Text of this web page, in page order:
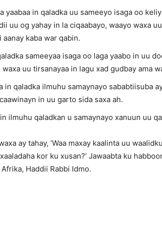
yaabaa in qaladka uu sameeyo isaga oo
uu og yahay in la ciqaabayo, waayo waxa
kaba war qabin.
sameeyaa isaga oo laga yaabo in uu
uu tirsanayaa in lagu xad gudbay ama
in qaladka ilmuhu samaynayo sababtiisuba
in uu garto sida saxa ah.
ilmuhu qaladkan u samaynayo xanuun uu
ay tahay, ‘Waa maxay kaalinta uu
kor ku xusan?’ Jawaabta ku
Haddii Rabbi Idmo.